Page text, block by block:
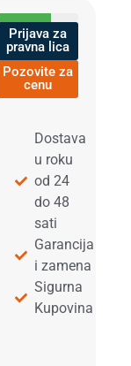
Prijava za
pravna lica
Pozovite za
cenu
Dostava
u roku
od 24
do 48
sati
Garancija
i zamena
Sigurna
Kupovina